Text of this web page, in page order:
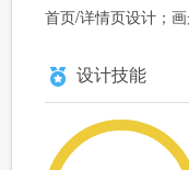
首页/详情页设计；
设计技能